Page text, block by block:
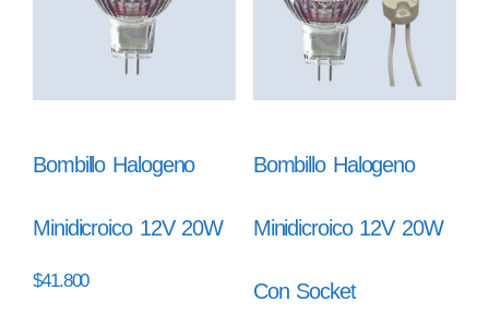
Bombillo Halogeno
Minidicroico 12V 20W
$41.800
Bombillo Halogeno
Minidicroico 12V 20W
Con Socket